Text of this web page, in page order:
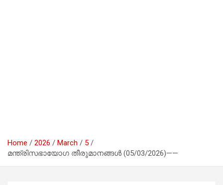
Home 2026 March
5
മന്ത്രിസഭായോഗ തീരുമാനങ്ങൾ (05/03/2026)——